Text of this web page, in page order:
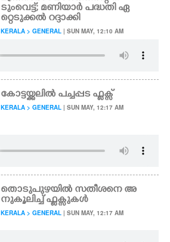
ടുംവെട്ട്; മണിയാർ പദ്ധതി ഏ
റ്റെടുക്കൽ റദ്ദാക്കി
KERALA > GENERAL | SUN MAY, 12:10 AM
കോട്ടയ്ക്കലിൽ പച്ചപ്പട ഫ്ളക്സ്
KERALA > GENERAL | SUN MAY, 12:17 AM
തൊടുപുഴയിൽ സതീശനെ അ
നുകൂലിച്ച് ഫ്ലക്സുകൾ
KERALA > GENERAL | SUN MAY, 12:17 AM